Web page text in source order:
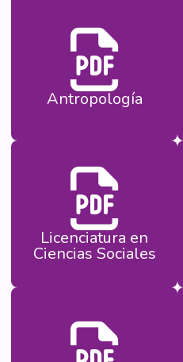
Antropología
Licenciatura en
Ciencias Sociales